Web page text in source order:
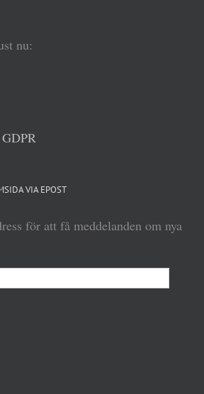
nu:
VIA EPOST
för att få meddelanden om nya